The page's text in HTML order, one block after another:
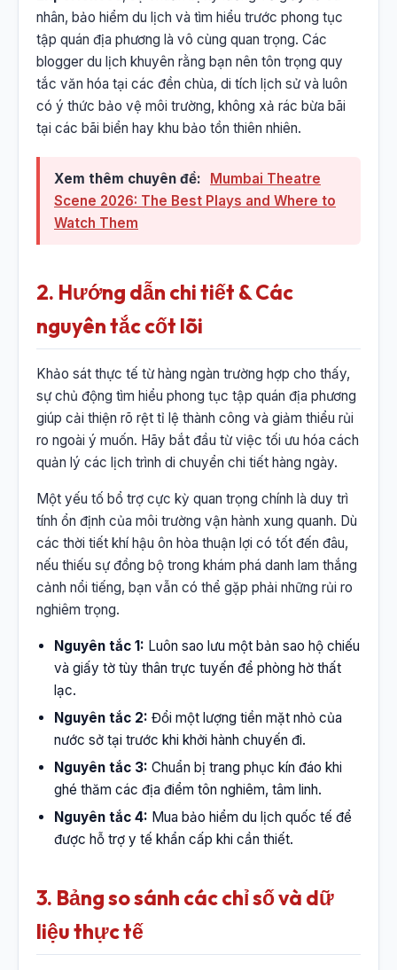
nhân, bảo hiểm du lịch và tìm hiểu trước phong tục
tập quán địa phương là vô cùng quan trọng. Các
blogger du lịch khuyên rằng bạn nên tôn trọng quy
tắc văn hóa tại các đền chùa, di tích lịch sử và luôn
có ý thức bảo vệ môi trường, không xả rác bừa bãi
tại các bãi biển hay khu bảo tồn thiên nhiên.
Xem thêm chuyên đề:
Mumbai Theatre
Scene 2026: The Best Plays and Where to
Watch Them
2. Hướng dẫn chi tiết & Các
nguyên tắc cốt lõi
Khảo sát thực tế từ hàng ngàn trường hợp cho thấy,
sự chủ động tìm hiểu phong tục tập quán địa phương
giúp cải thiện rõ rệt tỉ lệ thành công và giảm thiểu rủi
ro ngoài ý muốn. Hãy bắt đầu từ việc tối ưu hóa cách
quản lý các lịch trình di chuyển chi tiết hàng ngày.
Một yếu tố bổ trợ cực kỳ quan trọng chính là duy trì
tính ổn định của môi trường vận hành xung quanh. Dù
các thời tiết khí hậu ôn hòa thuận lợi có tốt đến đâu,
nếu thiếu sự đồng bộ trong khám phá danh lam thắng
cảnh nổi tiếng, bạn vẫn có thể gặp phải những rủi ro
nghiêm trọng.
Nguyên tắc 1: Luôn sao lưu một bản sao hộ chiếu
và giấy tờ tùy thân trực tuyến để phòng hờ thất
lạc.
Nguyên tắc 2: Đổi một lượng tiền mặt nhỏ của
nước sở tại trước khi khởi hành chuyến đi.
Nguyên tắc 3: Chuẩn bị trang phục kín đáo khi
ghé thăm các địa điểm tôn nghiêm, tâm linh.
Nguyên tắc 4: Mua bảo hiểm du lịch quốc tế để
được hỗ trợ y tế khẩn cấp khi cần thiết.
3. Bảng so sánh các chỉ số và dữ
liệu thực tế